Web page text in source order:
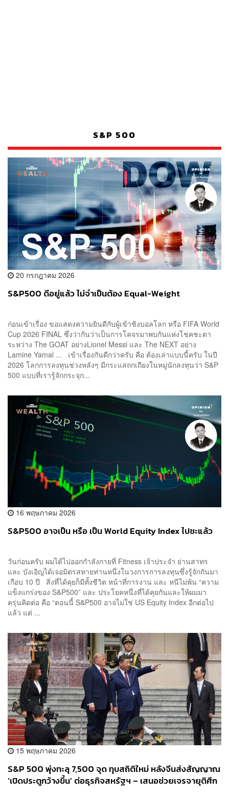
S&P 500
20 กรกฎาคม 2026
S&P500 ดีอยู่แล้ว ไม่จำเป็นต้อง Equal-Weight
ก่อนเข้าเรื่อง ขอแสดงความยินดีกับผู้เข้าชิงบอลโลก หรือ FIFA World
Cup 2026 FINAL ซึ่งว่ากันว่าเป็นการโคจรมาพบกันแห่งโชคชะตา
ระหว่าง The GOAT อย่างLionel Messi และ The NEXT อย่าง
Lamine Yamal ... เข้าเรื่องกันดีกว่าครับ คือ ต้องเล่าแบบนี้ครับ ในปี
2026 โลกการลงทุนช่วงหลังๆ มีกระแสถกเถียงในหมู่นักลงทุนว่า S&P
500 แบบที่เรารู้จักกระจุก...
16 พฤษภาคม 2026
S&P500 อาจเป็น หรือ เป็น World Equity Index ไปซะแล้ว
วันก่อนครับ ผมได้ไปออกกำลังกายที่ Fitness เจ้าประจำ ย่านสาทร
และ บังเอิญได้เจอมิตรสหายท่านหนึ่งในวงการการลงทุนซึ่งรู้จักกันมา
เกือบ 10 ปี สิ่งที่ได้คุยก็มีทั้งชีวิต หน้าที่การงาน และ หนีไม่พ้น “ความ
แข็งแกร่งของ S&P500” และ ประโยคหนึ่งที่ได้คุยกันและให้ผมมา
ครุ่นคิดต่อ คือ “ตอนนี้ S&P500 อาจไม่ใช่ US Equity Index อีกต่อไป
แล้ว แต่ ...
15 พฤษภาคม 2026
S&P 500 พุ่งทะลุ 7,500 จุด ทุบสถิติใหม่ หลังจีนส่งสัญญาณ
‘เปิดประตูกว้างขึ้น’ ต่อธุรกิจสหรัฐฯ – เสนอช่วยเจรจายุติศึก